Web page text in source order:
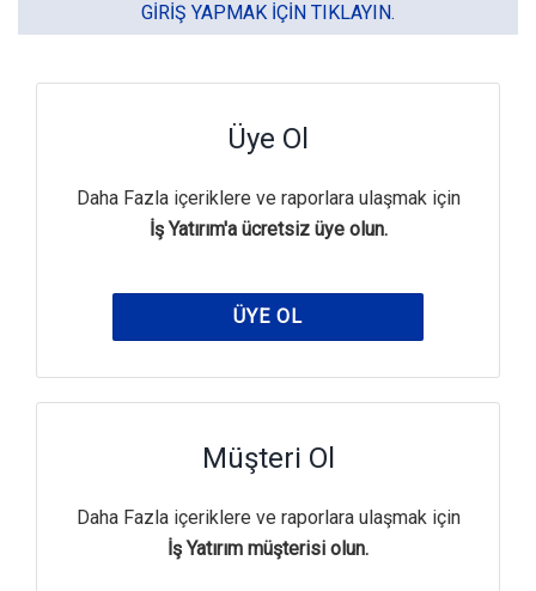
GIRIŞ YAPMAK IÇIN TIKLAYIN.
Üye Ol
Daha Fazla içeriklere ve raporlara ulaşmak için
İş Yatırım'a ücretsiz üye olun.
ÜYE OL
Müşteri Ol
Daha Fazla içeriklere ve raporlara ulaşmak için
İş Yatırım müşterisi olun.